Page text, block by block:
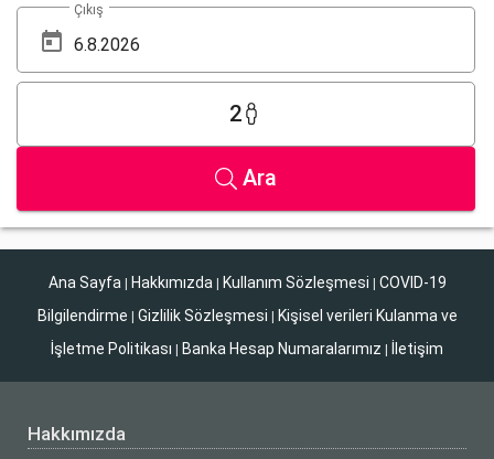
Çıkış
2
Ara
Ana Sayfa | Hakkımızda | Kullanım Sözleşmesi | COVID-19
Bilgilendirme | Gizlilik Sözleşmesi | Kişisel verileri Kulanma ve
İşletme Politikası | Banka Hesap Numaralarımız | İletişim
Hakkımızda